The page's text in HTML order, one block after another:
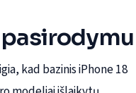
kad bazinis iPhone 18